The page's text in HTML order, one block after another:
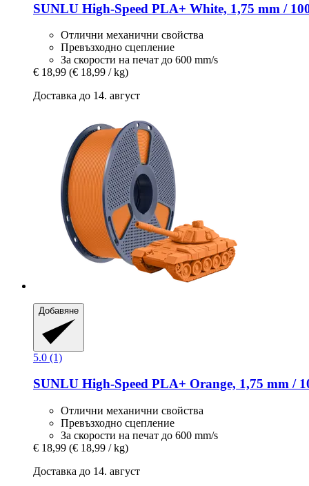
SUNLU High-​Speed PLA+ White, 1,75 mm /
Отлични механични свойства
Превъзходно сцепление
За скорости на печат до 600 mm/s
€ 18,99 (€ 18,99 / kg)
Доставка до 14. август
Добавяне
5.0 (1)
SUNLU High-​Speed PLA+ Orange, 1,75 mm /
Отлични механични свойства
Превъзходно сцепление
За скорости на печат до 600 mm/s
€ 18,99 (€ 18,99 / kg)
Доставка до 14. август